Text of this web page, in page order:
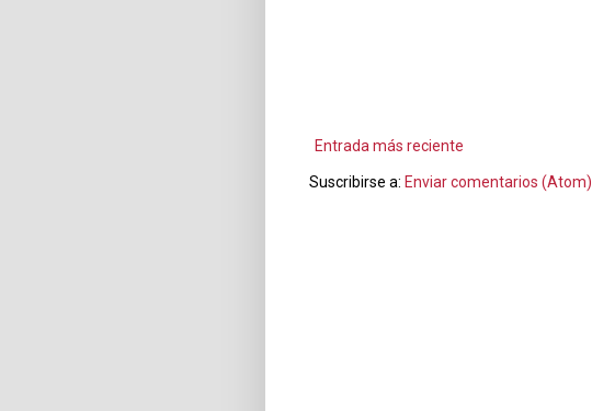
Entrada más reciente
Suscribirse a: Enviar comentarios (Atom)